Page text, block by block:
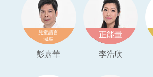
兒童語言
減壓
正能量
彭嘉華 李浩欣